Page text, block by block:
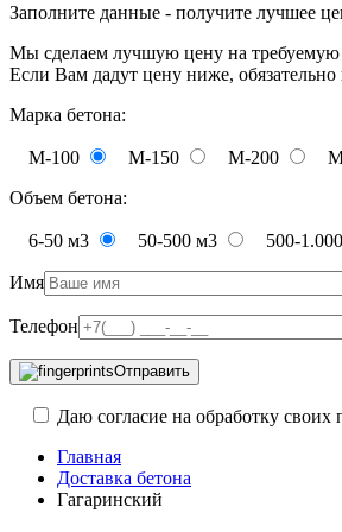
Заполните данные - получите лучшее
Мы сделаем лучшую цену на требуемую
Если Вам дадут цену ниже, обязательно
Марка бетона:
М-100 М-150 М-200
Объем бетона:
6-50 м3 50-500 м3 500-
Имя
Телефон
Отправить
Даю согласие на обработку
Главная
Доставка бетона
Гагаринский